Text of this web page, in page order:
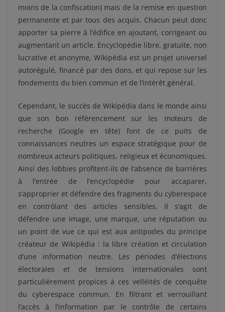
moins de la confiscation) mais de la remise en question
permanente et par tous des acquis. Chacun peut donc
apporter sa pierre à l’édifice en ajoutant, corrigeant ou
augmentant un article. Encyclopédie libre, gratuite, non
lucrative et anonyme, Wikipédia est un projet universel
autorégulé, financé par des dons, et qui repose sur les
fondements du bien commun et de l’intérêt général.
Cependant, le succès de Wikipédia dans le monde ainsi
que son bon référencement sur les moteurs de
recherche (Google en tête) font de ce puits de
connaissances neutres un espace stratégique pour de
nombreux acteurs politiques, religieux et économiques.
Ainsi des lobbies profitent-ils de l’absence de barrières
à l’entrée de l’encyclopédie pour accaparer,
s’approprier et défendre des fragments du cyberespace
en contrôlant des articles sensibles. Il s’agit de
défendre une image, une marque, une réputation ou
un point de vue ce qui est aux antipodes du principe
créateur de Wikipédia : la libre création et circulation
d’une information neutre. Les périodes d’élections
électorales et de tensions internationales sont
particulièrement propices à ces velléités de conquête
du cyberespace commun. En filtrant et verrouillant
l’accès à l’information par le contrôle de certains